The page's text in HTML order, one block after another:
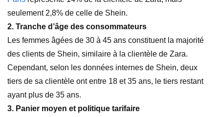
seulement 2,8% de celle de Shein.
2. Tranche d’âge des consommateurs
Les femmes âgées de 30 à 45 ans constituent la majorité
des clients de Shein, similaire à la clientèle de Zara.
Cependant, selon les données internes de Shein, deux
tiers de sa clientèle ont entre 18 et 35 ans, le tiers restant
ayant plus de 35 ans.
3. Panier moyen et politique tarifaire